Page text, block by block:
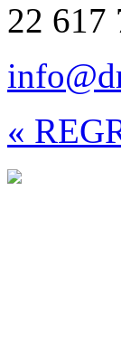
22 617
«